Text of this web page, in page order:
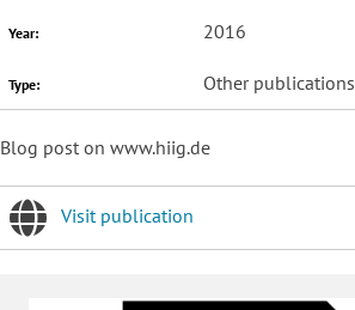
Year: 2016
Type: Other publications
Blog post on www.hiig.de
Visit publication